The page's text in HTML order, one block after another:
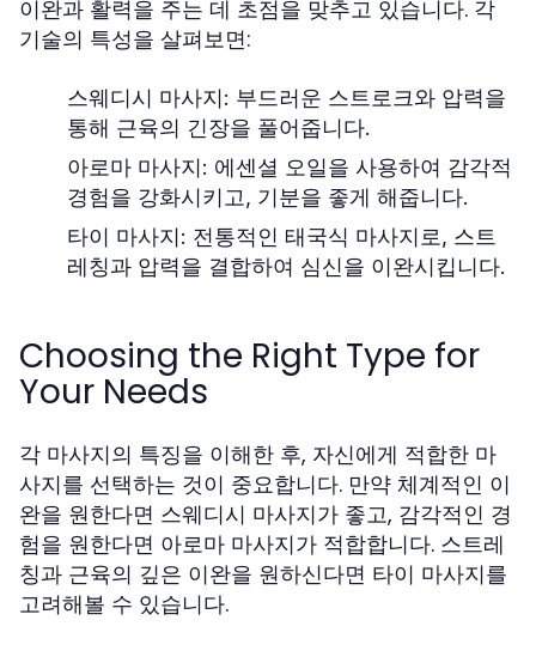
이완과 활력을 주는 데 초점을 맞추고 있습니다. 각
기술의 특성을 살펴보면:
스웨디시 마사지: 부드러운 스트로크와 압력을
통해 근육의 긴장을 풀어줍니다.
아로마 마사지: 에센셜 오일을 사용하여 감각적
경험을 강화시키고, 기분을 좋게 해줍니다.
타이 마사지: 전통적인 태국식 마사지로, 스트
레칭과 압력을 결합하여 심신을 이완시킵니다.
Choosing the Right Type for
Your Needs
각 마사지의 특징을 이해한 후, 자신에게 적합한 마
사지를 선택하는 것이 중요합니다. 만약 체계적인 이
완을 원한다면 스웨디시 마사지가 좋고, 감각적인 경
험을 원한다면 아로마 마사지가 적합합니다. 스트레
칭과 근육의 깊은 이완을 원하신다면 타이 마사지를
고려해볼 수 있습니다.